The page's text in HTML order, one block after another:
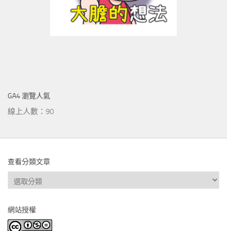
GA4 瀏覽人氣
線上人數：90
查看分類文章
查
看
類
文
網站授權